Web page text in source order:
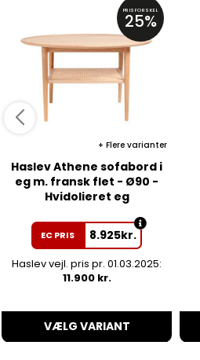
PRISFORSKEL
25%
Flere varianter
Haslev Athene sofabord i
eg m. fransk flet - Ø90 -
Hvidolieret eg
EC PRIS 8.925kr.
Haslev vejl. pris pr. 01.03.2025:
11.900 kr.
VÆLG VARIANT